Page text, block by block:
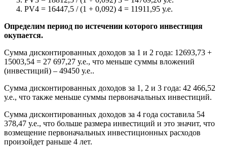
PV4 = 16447,5 / (1 + 0,092) 4 = 11911,95 у.е.
Определим период по истечении которого инвестиция
окупается.
Сумма дисконтированных доходов за 1 и 2 года: 12693,73 +
15003,54 = 27 697,27 у.е., что меньше суммы вложений
(инвестиций) – 49450 у.е..
Сумма дисконтированных доходов за 1, 2 и 3 года: 42 466,52
у.е., что также меньше суммы первоначальных инвестиций.
Сумма дисконтированных доходов за 4 года составила 54
378,47 у.е., что больше размера инвестиций и это значит, что
возмещение первоначальных инвестиционных расходов
произойдет раньше 4 лет.